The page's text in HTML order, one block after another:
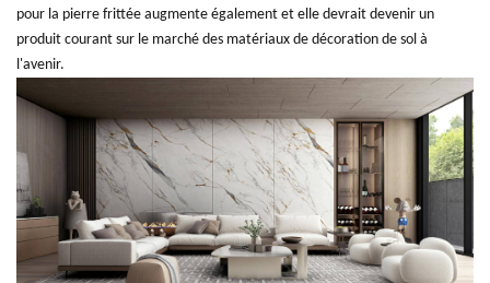
pour la pierre frittée augmente également et elle devrait devenir un
produit courant sur le marché des matériaux de décoration de sol à
l'avenir.